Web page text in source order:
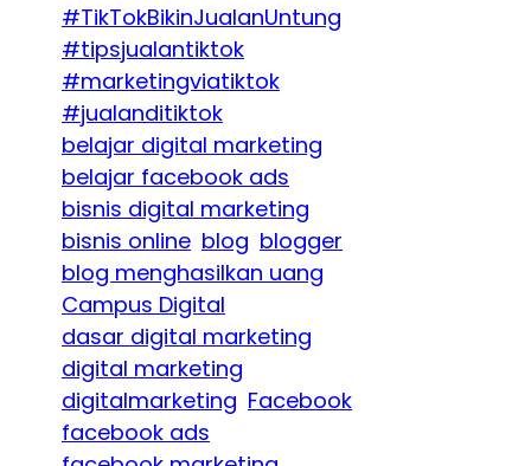
#TikTokBikinJualanUntung
#tipsjualantiktok
#marketingviatiktok
#jualanditiktok
belajar digital marketing
belajar facebook ads
bisnis digital marketing
bisnis online blog blogger
blog menghasilkan uang
Campus Digital
dasar digital marketing
digital marketing
digitalmarketing Facebook
facebook ads